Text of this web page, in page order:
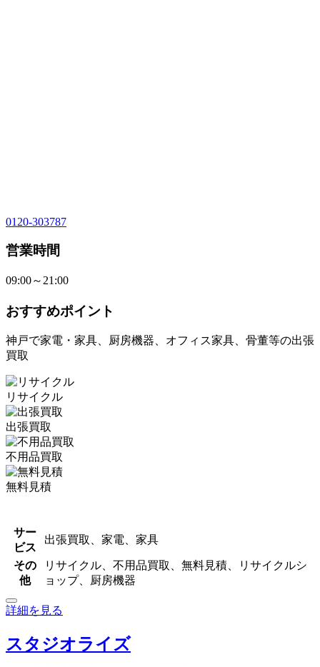
0120-303787
営業時間
09:00～21:00
おすすめポイント
神戸で家電・家具、厨房機器、オフィス家具、骨董等の出張
買取
リサイクル
出張買取
不用品買取
無料見積
サー
ビス
出張買取、家電、家具
その
他
リサイクル、不用品買取、無料見積、リサイクルシ
ョップ、厨房機器
詳細を見る
スタジオライズ